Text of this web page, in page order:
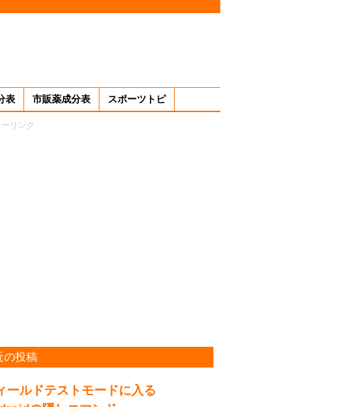
表 市販薬成分表 スポーツトピ
リンク
の投稿
ールドテストモードに入る